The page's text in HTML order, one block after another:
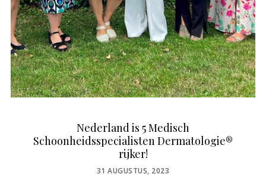
Nederland is 5 Medisch
Schoonheidsspecialisten Dermatologie®
rijker!
POSTED
31 AUGUSTUS, 2023